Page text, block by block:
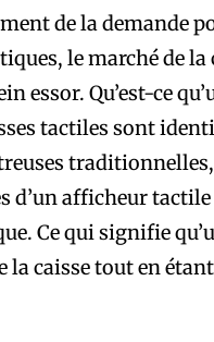
de la demande
le marché de la
essor. Qu’est-ce
tactiles sont
d’un afficheur tactile
Ce qui signifie
la caisse tout en